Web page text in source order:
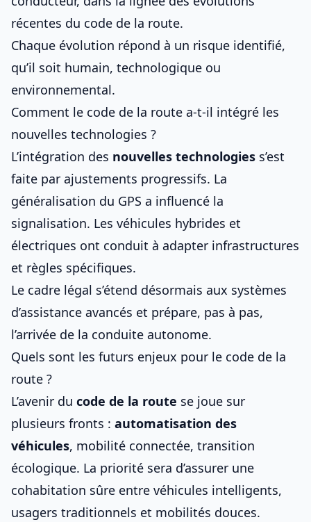
récentes du code de la route.
Chaque évolution répond à un risque identifié,
qu’il soit humain, technologique ou
environnemental.
Comment le code de la route a-t-il intégré les
nouvelles technologies ?
L’intégration des nouvelles technologies s’est
faite par ajustements progressifs. La
généralisation du GPS a influencé la
signalisation. Les véhicules hybrides et
électriques ont conduit à adapter infrastructures
et règles spécifiques.
Le cadre légal s’étend désormais aux systèmes
d’assistance avancés et prépare, pas à pas,
l’arrivée de la conduite autonome.
Quels sont les futurs enjeux pour le code de la
route ?
L’avenir du code de la route se joue sur
plusieurs fronts : automatisation des
véhicules, mobilité connectée, transition
écologique. La priorité sera d’assurer une
cohabitation sûre entre véhicules intelligents,
usagers traditionnels et mobilités douces.